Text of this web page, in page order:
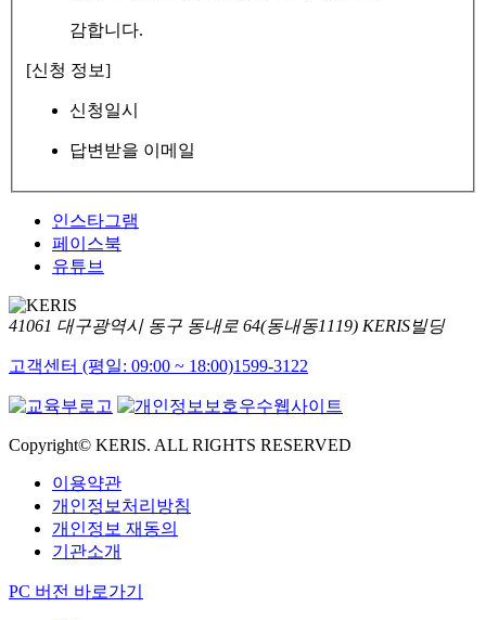
감합니다.
[신청 정보]
신청일시
답변받을 이메일
인스타그램
페이스북
유튜브
41061 대구광역시 동구 동내로 64(동내동1119) KERIS빌딩
고객센터 (평일: 09:00 ~ 18:00)1599-3122
Copyright© KERIS. ALL RIGHTS RESERVED
이용약관
개인정보처리방침
개인정보 재동의
기관소개
PC 버전 바로가기